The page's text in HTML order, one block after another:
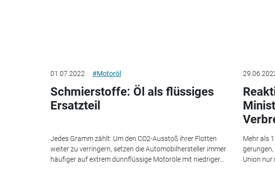
01.07.2022 #Motoröl
Schmierstoffe: Öl als flüssiges
Ersatzteil
Jedes Gramm zählt: Um den CO2-Ausstoß ihrer Flotten
weiter zu verringern, setzen die Automobilhersteller immer
häufiger auf extrem dünnflüssige Motoröle mit niedriger...
Mehr als
Union nur